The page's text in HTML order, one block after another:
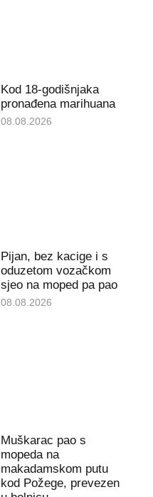
Kod 18-godišnjaka
pronađena marihuana
08.08.2026
Pijan, bez kacige i s
oduzetom vozačkom
sjeo na moped pa pao
08.08.2026
Muškarac pao s
mopeda na
makadamskom putu
kod Požege, prevezen